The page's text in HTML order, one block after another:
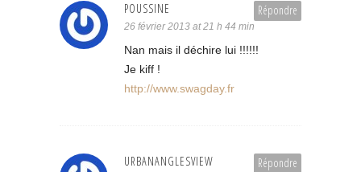
Répondre
POUSSINE
26 février 2013 at 21 h 44 min
Nan mais il déchire lui !!!!!!
Je kiff !
http://www.swagday.fr
Répondre
URBANANGLESVIEW